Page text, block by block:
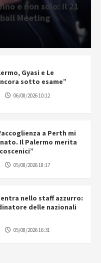
e non solo: il 21
Meeting
Gyasi e Le
sotto esame”
06/08/2026 10:12
a Perth mi
Il Palermo merita
05/08/2026 18:17
entra nello staff azzurro:
delle nazionali
05/08/2026 16:31